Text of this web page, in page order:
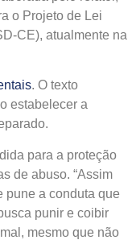
o Projeto de Lei
CE), atualmente na
. O texto
estabelecer a
para a proteção
de abuso. “Assim
pune a conduta que
punir e coibir
mesmo que não